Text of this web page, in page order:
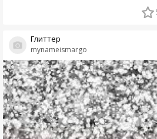
mynameismargo
Глиттер